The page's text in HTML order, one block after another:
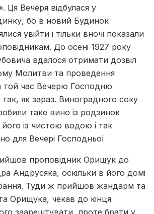
Ця Вечеря відбулася у
бо в новий Будинок
увійти і тільки вночі показали
До осені 1927 року
вдалося отримати дозвіл
Молитви та проведення
той час Вечерю Господню
як зараз. Виноградного соку
таке вино із родзинок
із чистою водою і так
для Вечері Господньої
проповідник Орищук до
Андрусяка, оскільки в його домі
Туди ж прийшов жандарм та
Орищука, чекав до кінця
заарештувати, проте брати у